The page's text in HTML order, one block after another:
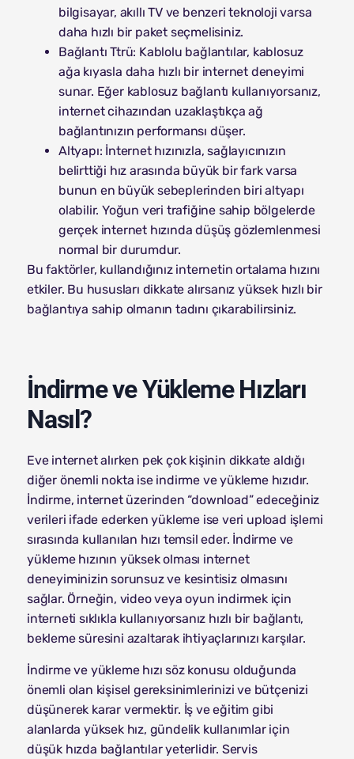
bilgisayar, akıllı TV ve benzeri teknoloji varsa
daha hızlı bir paket seçmelisiniz.
Bağlantı Ttrü: Kablolu bağlantılar, kablosuz
ağa kıyasla daha hızlı bir internet deneyimi
sunar. Eğer kablosuz bağlantı kullanıyorsanız,
internet cihazından uzaklaştıkça ağ
bağlantınızın performansı düşer.
Altyapı: İnternet hızınızla, sağlayıcınızın
belirttiği hız arasında büyük bir fark varsa
bunun en büyük sebeplerinden biri altyapı
olabilir. Yoğun veri trafiğine sahip bölgelerde
gerçek internet hızında düşüş gözlemlenmesi
normal bir durumdur.
Bu faktörler, kullandığınız internetin ortalama hızını
etkiler. Bu hususları dikkate alırsanız yüksek hızlı bir
bağlantıya sahip olmanın tadını çıkarabilirsiniz.
İndirme ve Yükleme Hızları
Nasıl?
Eve internet alırken pek çok kişinin dikkate aldığı
diğer önemli nokta ise indirme ve yükleme hızıdır.
İndirme, internet üzerinden “download” edeceğiniz
verileri ifade ederken yükleme ise veri upload işlemi
sırasında kullanılan hızı temsil eder. İndirme ve
yükleme hızının yüksek olması internet
deneyiminizin sorunsuz ve kesintisiz olmasını
sağlar. Örneğin, video veya oyun indirmek için
interneti sıklıkla kullanıyorsanız hızlı bir bağlantı,
bekleme süresini azaltarak ihtiyaçlarınızı karşılar.
İndirme ve yükleme hızı söz konusu olduğunda
önemli olan kişisel gereksinimlerinizi ve bütçenizi
düşünerek karar vermektir. İş ve eğitim gibi
alanlarda yüksek hız, gündelik kullanımlar için
düşük hızda bağlantılar yeterlidir. Servis